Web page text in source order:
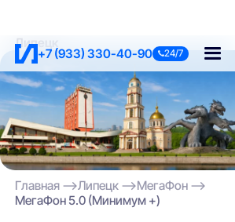
+7 (933) 330-40-90 24/7
Липецк
Главная Липецк
МегаФон
МегаФон 5.0 (Минимум +)